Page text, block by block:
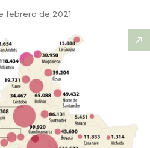
febrero de 2021